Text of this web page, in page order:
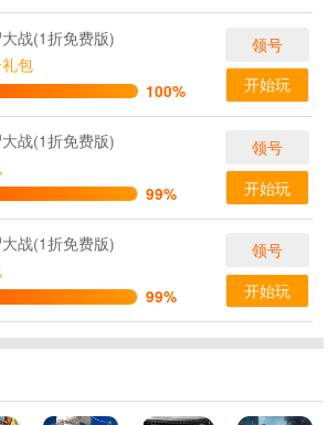
战(1折免费版)
包
100%
领号
开始玩
战(1折免费版)
99%
领号
开始玩
战(1折免费版)
99%
领号
开始玩